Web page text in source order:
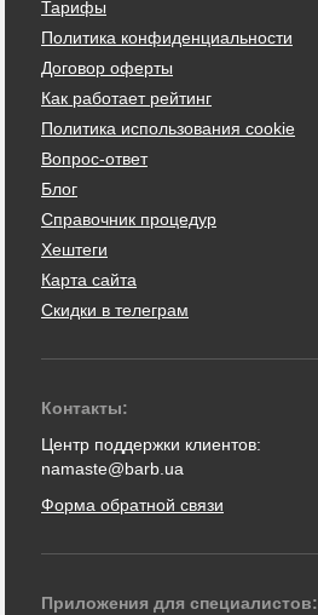
Тарифы
Политика конфиденциальности
Договор оферты
Как работает рейтинг
Политика использования cookie
Вопрос-ответ
Блог
Справочник процедур
Хештеги
Карта сайта
Скидки в телеграм
Контакты:
Центр поддержки клиентов:
namaste@barb.ua
Форма обратной связи
Приложения для специалистов: